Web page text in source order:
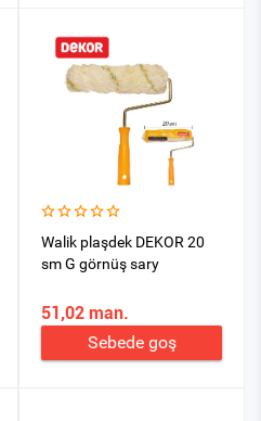
Walik plaşdek DEKOR 20
sm G görnüş sary
51,02 man.
Sebede goş